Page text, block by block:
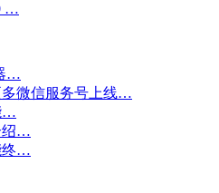
…
…
多微信服务号上线…
…
绍…
终…